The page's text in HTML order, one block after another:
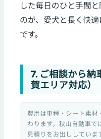
した毎日のひと手間
のが、愛犬と長く快
です。
7. ご相談から納
賀エリア対応）
費用は車種・シート素材
わります。秋山自動車で
見積りをお出ししてい